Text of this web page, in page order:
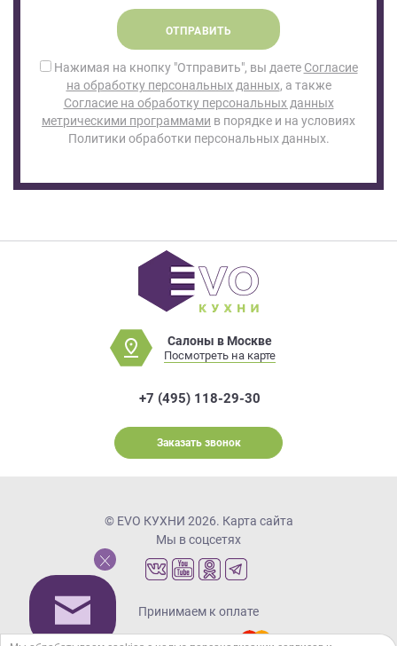
ОТПРАВИТЬ
Нажимая на кнопку "Отправить", вы даете Согласие
на обработку персональных данных, а также
Согласие на обработку персональных данных
метрическими программами в порядке и на условиях
Политики обработки персональных данных.
Салоны в Москве
Посмотреть на карте
+7 (495) 118-29-30
Заказать звонок
© EVO КУХНИ 2026. Карта сайта
Мы в соцсетях
Принимаем к оплате